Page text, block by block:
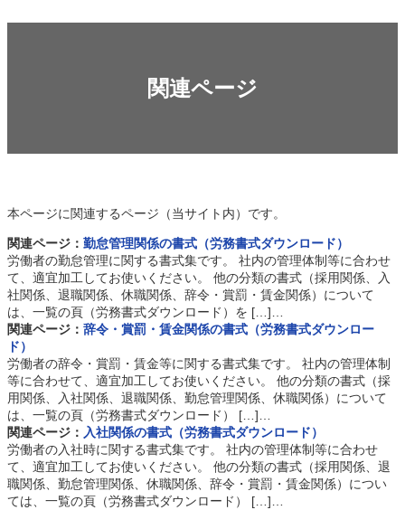
関連ページ
本ページに関連するページ（当サイト内）です。
関連ページ： 勤怠管理関係の書式（労務書式ダウンロード）
労働者の勤怠管理に関する書式集です。 社内の管理体制等に合わせ
て、適宜加工してお使いください。 他の分類の書式（採用関係、入
社関係、退職関係、休職関係、辞令・賞罰・賃金関係）について
は、一覧の頁（労務書式ダウンロード）を […]…
関連ページ： 辞令・賞罰・賃金関係の書式（労務書式ダウンロー
ド）
労働者の辞令・賞罰・賃金等に関する書式集です。 社内の管理体制
等に合わせて、適宜加工してお使いください。 他の分類の書式（採
用関係、入社関係、退職関係、勤怠管理関係、休職関係）について
は、一覧の頁（労務書式ダウンロード） […]…
関連ページ： 入社関係の書式（労務書式ダウンロード）
労働者の入社時に関する書式集です。 社内の管理体制等に合わせ
て、適宜加工してお使いください。 他の分類の書式（採用関係、退
職関係、勤怠管理関係、休職関係、辞令・賞罰・賃金関係）につい
ては、一覧の頁（労務書式ダウンロード） […]…